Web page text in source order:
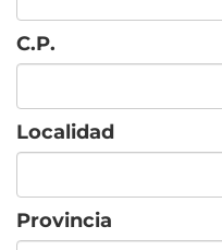
C.P.
Localidad
Provincia